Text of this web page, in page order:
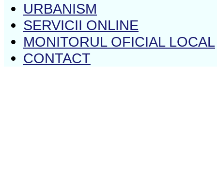
URBANISM
SERVICII ONLINE
MONITORUL OFICIAL LOCAL
CONTACT